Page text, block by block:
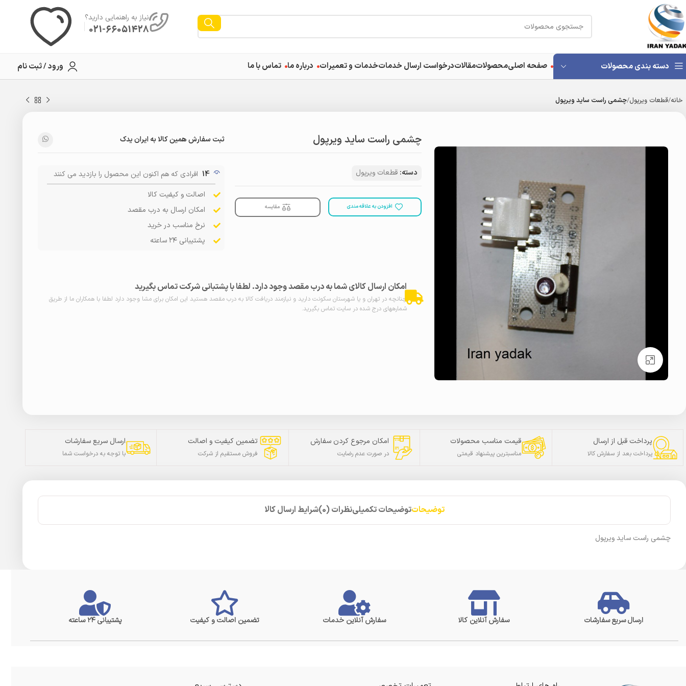
نیاز به راهنمایی دارید؟
021-66051428
دسته بندی محصولات صفحه اصلیمحصولاتمقالاتدرخواست ارسال خدماتخدمات و تعمیرات درباره ما تماس با ما ورود / ثبت نام
خانه قطعات ویرپول چشمی راست ساید ویرپول
چشمی راست ساید ویرپول ثبت سفارش همین کالا به ایران یدک
دسته: قطعات ویرپول
افزودن به علاقه مندی مقایسه
14 افرادی که هم اکنون این محصول را بازدید می کنند
اصالت و کیفیت کالا
امکان ارسال به درب مقصد
نرخ مناسب در خرید
پشتیبانی ۲۴ ساعته
امکان ارسال کالای شما به درب مقصد وجود دارد. لطفا با پشتبانی شرکت تماس بگیرید
چنانچه در تهران و یا شهرستان سکونت دارید و نیازمند دریافت کالا به درب مقصد هستید این امکان برای مشا وجود دارد لطفا با همکاران ما از طریق
شمارههای درج شده در سایت تماس بگیرید.
پرداخت قبل از ارسال
پرداخت بعد از سفارش کالا
قیمت مناسب محصولات
مناسبترین پیشنهاد قیمتی
امکان مرجوع کردن سفارش
در صورت عدم رضایت
تضمین کیفیت و اصالت
فروش مستقیم از شرکت
ارسال سریع سفارشات
با توجه به درخواست شما
توضیحاتتوضیحات تکمیلینظرات (0) شرایط ارسال کالا
چشمی راست ساید ویرپول
ارسال سریع سفارشات سفارش آنلاین کالا سفارش آنلاین خدمات تضمین اصالت و کیفیت پشتیبانی ۲۴ ساعته